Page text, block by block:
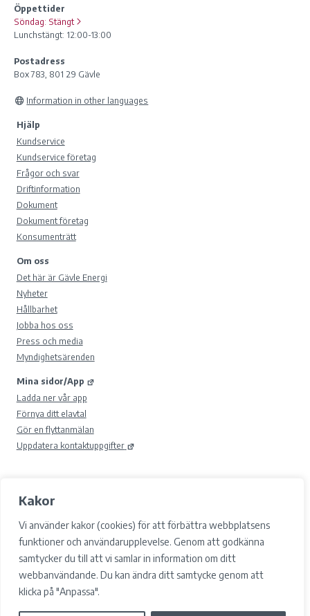
Kakor
Vi använder kakor (cookies) för att förbättra webbplatsens
funktioner och användarupplevelse. Genom att godkänna
samtycker du till att vi samlar in information om ditt
webbanvändande. Du kan ändra ditt samtycke genom att
klicka på "Anpassa".
Öppettider
Söndag: Stängt
Lunchstängt: 12:00-13:00
Postadress
Box 783, 801 29 Gävle
Information in other languages
Hjälp
Kundservice
Kundservice företag
Frågor och svar
Driftinformation
Dokument
Dokument företag
Konsumenträtt
Om oss
Det här är Gävle Energi
Nyheter
Hållbarhet
Jobba hos oss
Press och media
Myndighetsärenden
Mina sidor/App
Ladda ner vår app
Förnya ditt elavtal
Gör en flyttanmälan
Uppdatera kontaktuppgifter
Samtyckesval
Cookies
Integritetspolicy och GDPR
Tillgänglighet
Facebook
LinkedIn